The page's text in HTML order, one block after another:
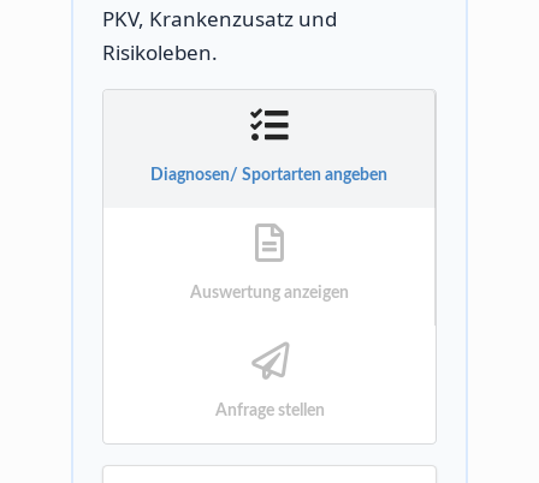
PKV, Krankenzusatz und
Risikoleben.
Diagnosen/ Sportarten angeben
Auswertung anzeigen
Anfrage stellen